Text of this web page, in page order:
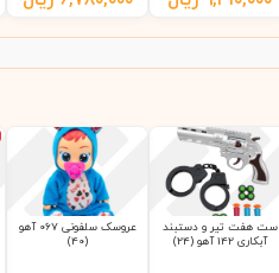
ست هفت تیر و دستبند
آبکاری 142 آهو (24)
عروسک سلفونی 067 آهو
(40)